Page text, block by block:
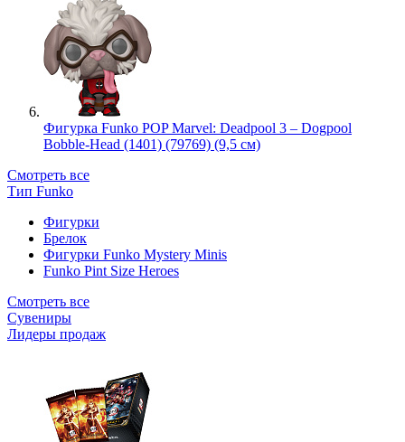
Фигурка Funko POP Marvel: Deadpool 3 – Dogpool
Bobble-Head (1401) (79769) (9,5 см)
Смотреть все
Тип Funko
Фигурки
Брелок
Фигурки Funko Mystery Minis
Funko Pint Size Heroes
Смотреть все
Сувениры
Лидеры продаж